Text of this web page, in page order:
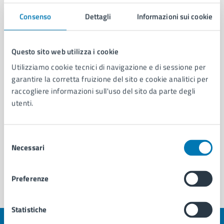
Consenso Dettagli Informazioni sui cookie
Questo sito web utilizza i cookie
Utilizziamo cookie tecnici di navigazione e di sessione per
garantire la corretta fruizione del sito e cookie analitici per
raccogliere informazioni sull'uso del sito da parte degli
utenti.
delNecessari
Preferenze
Statistiche
Area Consiglio Comunale
Comunale
Servizio Comunicazione Istituzionale e Portale
Web